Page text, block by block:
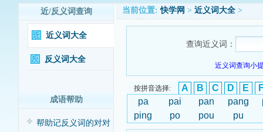
近/反义词查询
近义词大全
反义词大全
成语帮助
帮助记反义词的对对
当前位置: 快学网 > 近义词大全 >
查询近义词：
近义词查询小
按拼音选择: A B C D E
pa
pai pan pang
ping
po pou pu